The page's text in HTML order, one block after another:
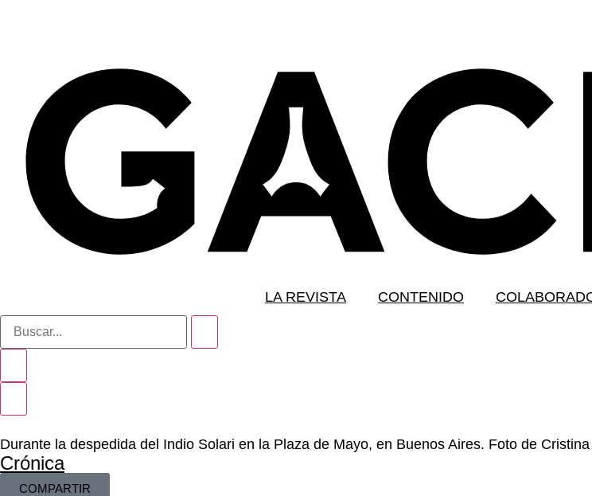
LA REVISTA CONTENIDO
Durante la despedida del Indio Solari en la Plaza de Mayo, en Buenos Aires. Foto de
Crónica
COMPARTIR